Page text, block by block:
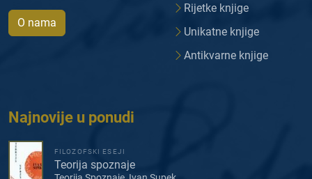
O nama
Rijetke knjige
Unikatne knjige
Antikvarne knjige
Najnovije u ponudi
FILOZOFSKI ESEJI
Teorija spoznaje